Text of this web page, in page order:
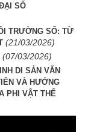
SỐ
TRƯỜNG SỐ: TỪ
(21/03/2026)
(07/03/2026)
DI SẢN VĂN
VÀ HƯỚNG
PHI VẬT THỂ